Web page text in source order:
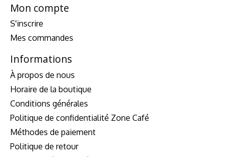
Mon compte
S'inscrire
Mes commandes
Informations
À propos de nous
Horaire de la boutique
Conditions générales
Politique de confidentialité Zone Café
Méthodes de paiement
Politique de retour